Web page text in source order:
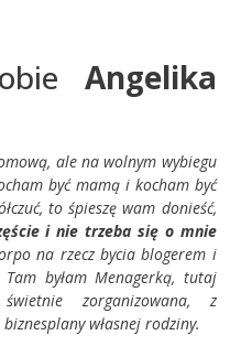
Angelika
ale na wolnym wybiegu
być mamą i kocham być
to śpieszę wam donieść,
i nie trzeba się o mnie
na rzecz bycia blogerem i
byłam Menagerką, tutaj
zorganizowana, z
własnej rodziny.